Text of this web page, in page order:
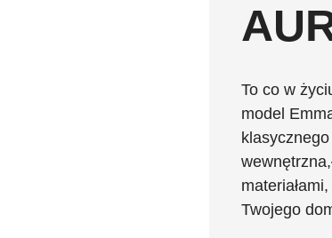
To co w
model
Twojego